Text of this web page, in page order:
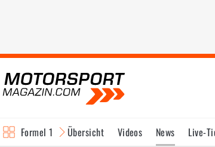
Formel 1 Übersicht Videos News Live-